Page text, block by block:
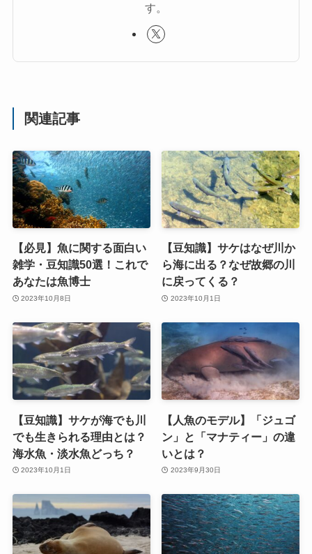
す。
関連記事
【必見】魚に関する面白い
雑学・豆知識50選！これで
あなたは魚博士
2023年10月8日
【豆知識】サケはなぜ川か
ら海に出る？なぜ故郷の川
に戻ってくる？
2023年10月1日
【豆知識】サケが海でも川
でも生きられる理由とは？
海水魚・淡水魚どっち？
2023年10月1日
【人魚のモデル】「ジュゴ
ン」と「マナティー」の違
いとは？
2023年9月30日